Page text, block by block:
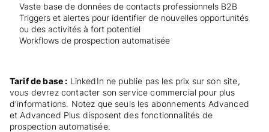
Vaste base de données de contacts professionnels B2B
Triggers et alertes pour identifier de nouvelles opportunités
ou des activités à fort potentiel
Workflows de prospection automatisée
Tarif de base : LinkedIn ne publie pas les prix sur son site,
vous devrez contacter son service commercial pour plus
d'informations. Notez que seuls les abonnements Advanced
et Advanced Plus disposent des fonctionnalités de
prospection automatisée.